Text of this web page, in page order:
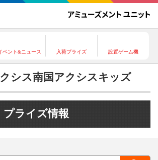
ベント&ニュース 入荷プライズ 設置ゲーム機
シス南国アクシスキッズ
プライズ情報